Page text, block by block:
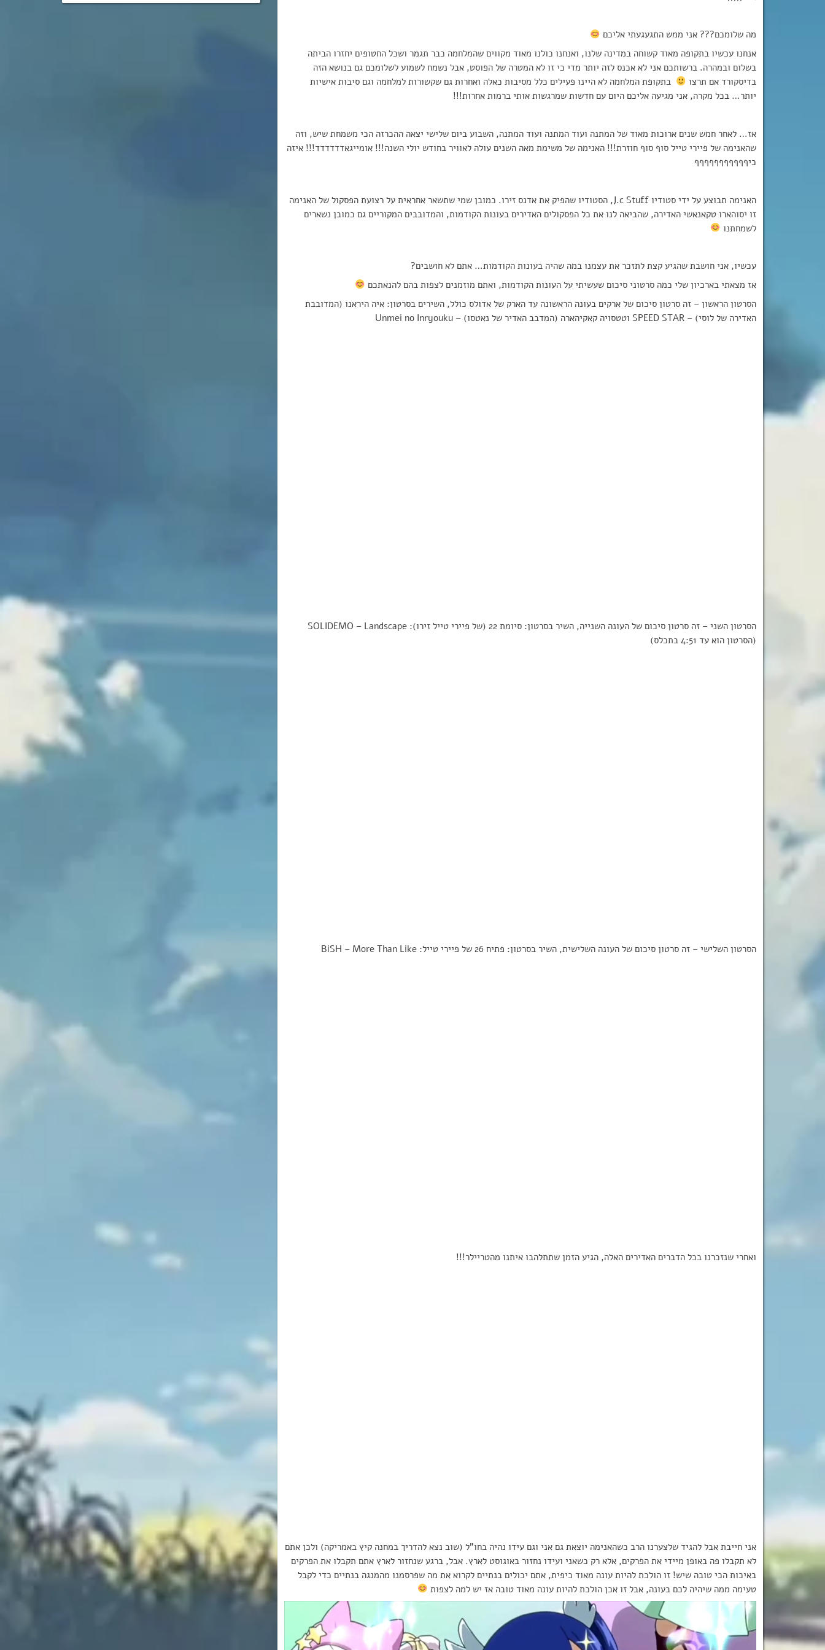
מה שלומכם??? אני ממש התגעגעתי אליכם
אנחנו עכשיו בתקופה מאוד קשוחה במדינה שלנו, ואנחנו כולנו מאוד מקווים שהמלחמה כבר תגמר ושכל החטופים יחזרו הביתה
בשלום ובמהרה. ברשותכם אני לא אכנס לזה יותר מדי כי זו לא המטרה של הפוסט, אבל נשמח לשמוע לשלומכם גם בנושא הזה
בדיסקורד אם תרצו
בתקופת המלחמה לא היינו פעילים כלל מסיבות כאלה ואחרות גם שקשורות למלחמה וגם סיבות אישיות
יותר… בכל מקרה, אני מגיעה אליכם היום עם חדשות שמרגשות אותי ברמות אחרות!!!
אז… לאחר חמש שנים ארוכות מאוד של המתנה ועוד המתנה ועוד המתנה, השבוע ביום שלישי יצאה ההכרזה הכי משמחת שיש, וזה
שהאנימה של פיירי טייל סוף סוף חוזרת!!! האנימה של משימת מאה השנים עולה לאוויר בחודש יולי השנה!!! אומייגאדדדדדד!!! איזה
כיףףףףףףףףףףף
האנימה תבוצע על ידי סטודיו J.c Stuff, הסטודיו שהפיק את אדנס זירו. כמובן שמי שתשאר אחראית על רצועת הפסקול של האנימה
זו יסוהארו טקאנאשי האדירה, שהביאה לנו את כל הפסקולים האדירים בעונות הקודמות, והמדובבים המקוריים גם כמובן נשארים
לשמחתנו
עכשיו, אני חושבת שהגיע קצת לתזכר את עצמנו במה שהיה בעונות הקודמות… אתם לא חושבים?
אז מצאתי בארכיון שלי כמה סרטוני סיכום שעשיתי על העונות הקודמות, ואתם מוזמנים לצפות בהם להנאתכם
הסרטון הראשון – זה סרטון סיכום של ארקים בעונה הראשונה עד הארק של אדולס כולל, השירים בסרטון: איה היראנו (המדובבת
האדירה של לוסי) – SPEED STAR וטטסויה קאקיהארה (המדבב האדיר של נאטסו) – Unmei no Inryouku
הסרטון השני – זה סרטון סיכום של העונה השנייה, השיר בסרטון: סיומת 22 (של פיירי טייל זירו): SOLIDEMO – Landscape
(הסרטון הוא עד 4:51 בתכלס)
הסרטון השלישי – זה סרטון סיכום של העונה השלישית, השיר בסרטון: פתיח 26 של פיירי טייל: BiSH – More Than Like
ואחרי שנזכרנו בכל הדברים האדירים האלה, הגיע הזמן שתתלהבו איתנו מהטריילר!!!
אני חייבת אבל להגיד שלצערנו הרב כשהאנימה יוצאת גם אני וגם עידו נהיה בחו”ל (שוב נצא להדריך במחנה קיץ באמריקה) ולכן אתם
לא תקבלו פה באופן מיידי את הפרקים, אלא רק כשאני ועידו נחזור באוגוסט לארץ. אבל, ברגע שנחזור לארץ אתם תקבלו את הפרקים
באיכות הכי טובה שיש! זו הולכת להיות עונה מאוד כיפית, אתם יכולים בנתיים לקרוא את מה שפרסמנו מהמנגה בנתיים כדי לקבל
טעימה ממה שיהיה לכם בעונה, אבל זו אכן הולכת להיות עונה מאוד טובה אז יש למה לצפות